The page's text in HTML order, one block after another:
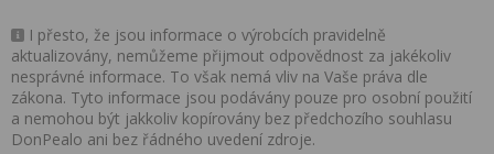
I přesto, že jsou informace o výrobcích pravidelně
aktualizovány, nemůžeme přijmout odpovědnost za jakékoliv
nesprávné informace. To však nemá vliv na Vaše práva dle
zákona. Tyto informace jsou podávány pouze pro osobní použití
a nemohou být jakkoliv kopírovány bez předchozího souhlasu
DonPealo ani bez řádného uvedení zdroje.